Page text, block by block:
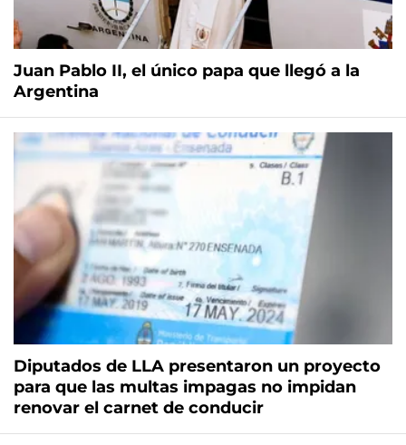
Juan Pablo II, el único papa que llegó a la
Argentina
Diputados de LLA presentaron un proyecto
para que las multas impagas no impidan
renovar el carnet de conducir